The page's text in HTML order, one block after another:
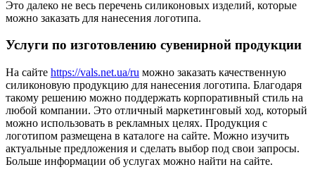
Это далеко не весь перечень силиконовых изделий, которые
можно заказать для нанесения логотипа.
Услуги по изготовлению сувенирной продукции
На сайте https://vals.net.ua/ru можно заказать качественную
силиконовую продукцию для нанесения логотипа. Благодаря
такому решению можно поддержать корпоративный стиль на
любой компании. Это отличный маркетинговый ход, который
можно использовать в рекламных целях. Продукция с
логотипом размещена в каталоге на сайте. Можно изучить
актуальные предложения и сделать выбор под свои запросы.
Больше информации об услугах можно найти на сайте.